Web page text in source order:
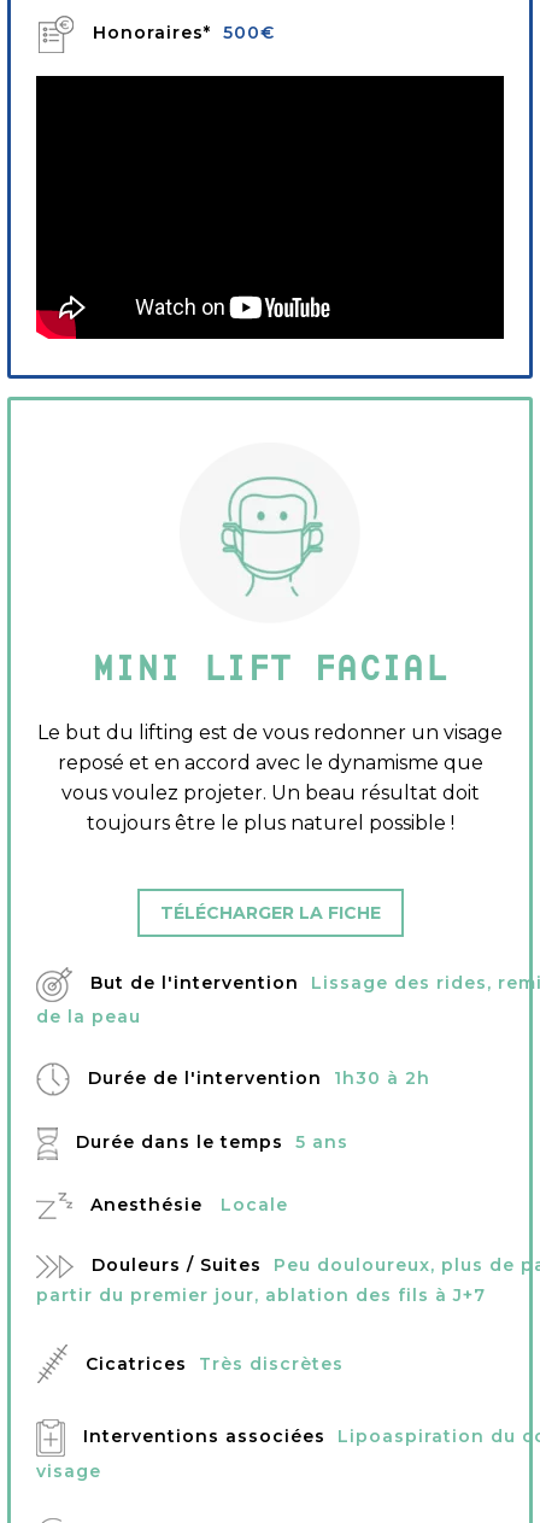
Honoraires* 500€
MINI LIFT FACIAL
Le but du lifting est de vous redonner un visage
reposé et en accord avec le dynamisme que
vous voulez projeter. Un beau résultat doit
toujours être le plus naturel possible !
TÉLÉCHARGER LA FICHE
But de l'intervention
Lissage des rides,
de la peau
Durée de l'intervention 1h30 à 2h
Durée dans le temps 5 ans
Anesthésie Locale
Douleurs / Suites
Peu douloureux, plus de
partir du premier jour, ablation des fils à J+7
Cicatrices Très discrètes
Interventions associées
Lipoaspiration du
visage